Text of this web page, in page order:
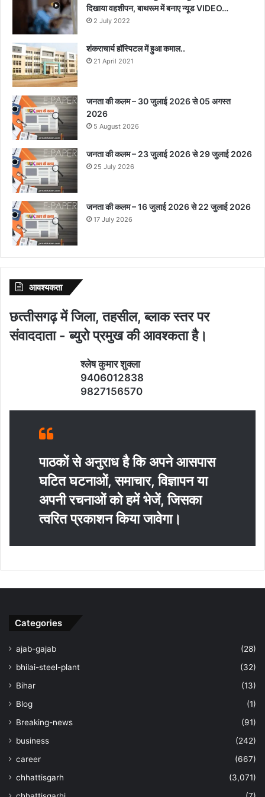
दिखाया वहशीपन, बाथरूम में बनाए न्यूड VIDEO…
2 July 2022
शंकराचार्य हॉस्पिटल में हुआ कमाल..
21 April 2021
जनता की कलम – 30 जुलाई 2026 से 05 अगस्त
2026
5 August 2026
जनता की कलम – 23 जुलाई 2026 से 29 जुलाई 2026
25 July 2026
जनता की कलम – 16 जुलाई 2026 से 22 जुलाई 2026
17 July 2026
आवश्‍यकता
छत्‍तीसगढ़ में जिला, तहसील, ब्‍लाक स्‍तर पर
संवाददाता - ब्‍युरो प्रमुख की आवश्‍कता है।
श्‍लेष कुमार शुक्‍ला
9406012838
9827156570
पाठकों से अनुराध है कि अपने आसपास
घटित घटनाओं, समाचार, विज्ञापन या
अपनी रचनाओं को हमें भेजें, जिसका
त्‍वरित प्रकाशन किया जावेगा।
Categories
ajab-gajab
(28)
bhilai-steel-plant
(32)
Bihar
(13)
Blog
(1)
Breaking-news
(91)
business
(242)
career
(667)
chhattisgarh
(3,071)